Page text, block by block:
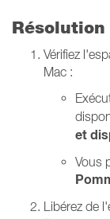
Résolution
Vérifiez
Mac :
et
Vous
Libérez de